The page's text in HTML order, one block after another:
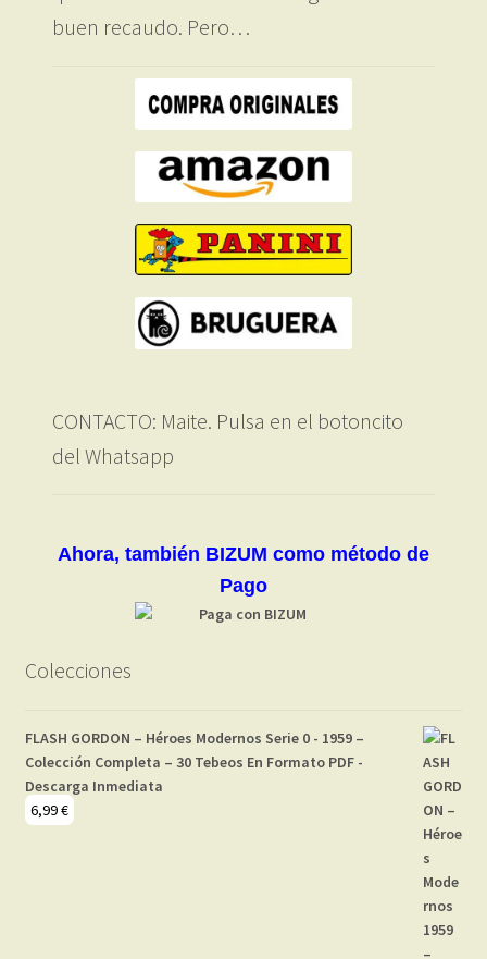
buen recaudo. Pero…
CONTACTO: Maite. Pulsa en el botoncito
del Whatsapp
Ahora, también BIZUM como método de
Pago
Colecciones
FLASH GORDON – Héroes Modernos Serie 0 - 1959 –
Colección Completa – 30 Tebeos En Formato PDF -
Descarga Inmediata
6,99€